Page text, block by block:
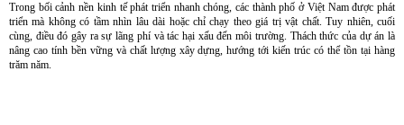
Trong bối cảnh nền kinh tế phát triển nhanh chóng, các thành phố ở Việt Nam được phát
triển mà không có tầm nhìn lâu dài hoặc chỉ chạy theo giá trị vật chất. Tuy nhiên, cuối
cùng, điều đó gây ra sự lãng phí và tác hại xấu đến môi trường. Thách thức của dự án là
nâng cao tính bền vững và chất lượng xây dựng, hướng tới kiến trúc có thể tồn tại hàng
trăm năm.